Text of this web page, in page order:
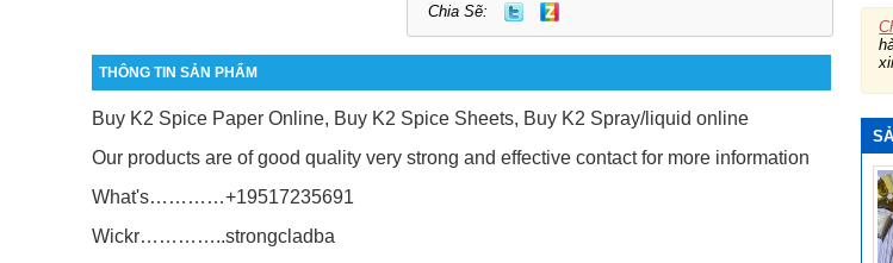
Chia Sẽ:
THÔNG TIN SẢN PHẨM
Buy K2 Spice Paper Online, Buy K2 Spice Sheets, Buy K2 Spray/liquid online
Our products are of good quality very strong and effective contact for more information
What's…………+19517235691
Wickr…………..strongcladba